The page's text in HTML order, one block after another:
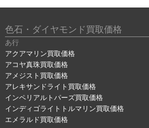
色石・ダイヤモンド買取価格
あ行
アクアマリン買取価格
アコヤ真珠買取価格
アメジスト買取価格
アレキサンドライト買取価格
インペリアルトパーズ買取価格
インディゴライトトルマリン買取価格
エメラルド買取価格